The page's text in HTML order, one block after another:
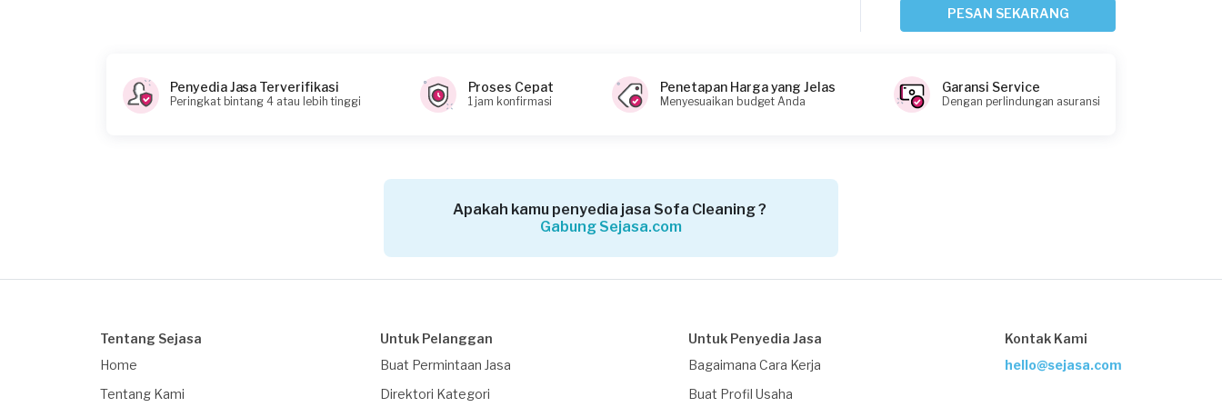
Tangerang Kabupaten, Banten
Tangerang Kota, Banten
Tangerang Kota, Banten
PESAN SEKARANG
Penyedia Jasa Terverifikasi
Peringkat bintang 4 atau lebih tinggi
Proses Cepat
1 jam konfirmasi
Penetapan Harga yang Jelas
Menyesuaikan budget Anda
Garansi Service
Dengan perlindungan asuransi
Apakah kamu penyedia jasa Sofa Cleaning ?
Gabung Sejasa.com
Tentang Sejasa
Home
Tentang Kami
Untuk Pelanggan
Buat Permintaan Jasa
Direktori Kategori
Untuk Penyedia Jasa
Bagaimana Cara Kerja
Buat Profil Usaha
Kontak Kami
hello@sejasa.com